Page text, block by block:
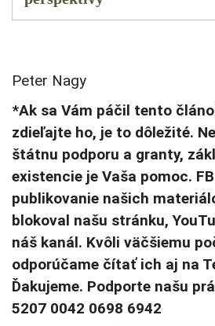
Peter Nagy
*Ak sa Vám páčil tento
zdieľajte ho, je to dôležité.
štátnu podporu a granty,
existencie je Vaša pomoc.
publikovanie našich
blokoval našu stránku,
náš kanál. Kvôli väčšiemu
odporúčame čítať ich aj na
Ďakujeme. Podporte našu
5207 0042 0698 6942